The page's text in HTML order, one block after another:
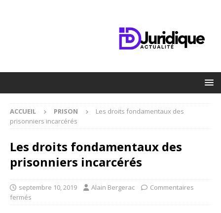
ACCUEIL PRISON
Les droits fondamentaux des
prisonniers incarcérés
Les droits fondamentaux des
prisonniers incarcérés
septembre 10, 2019 Alain Bergerac
Commentaires
fermés